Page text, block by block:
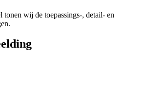
tonen wij de toepassings-, detail- en